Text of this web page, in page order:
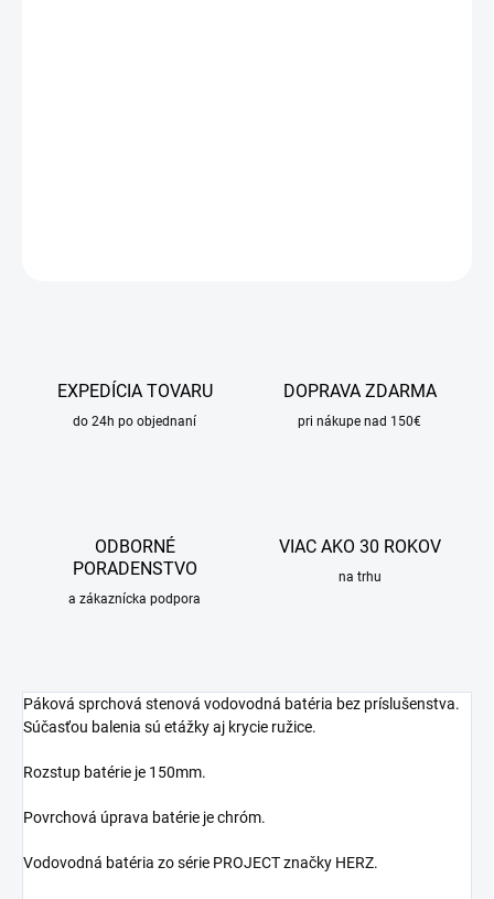
EXPEDÍCIA TOVARU
do 24h po objednaní
DOPRAVA ZDARMA
pri nákupe nad 150€
ODBORNÉ
PORADENSTVO
a zákaznícka podpora
VIAC AKO 30 ROKOV
na trhu
Páková sprchová stenová vodovodná batéria bez príslušenstva.
Súčasťou balenia sú etážky aj krycie ružice.
Rozstup batérie je 150mm.
Povrchová úprava batérie je chróm.
Vodovodná batéria zo série PROJECT značky HERZ.